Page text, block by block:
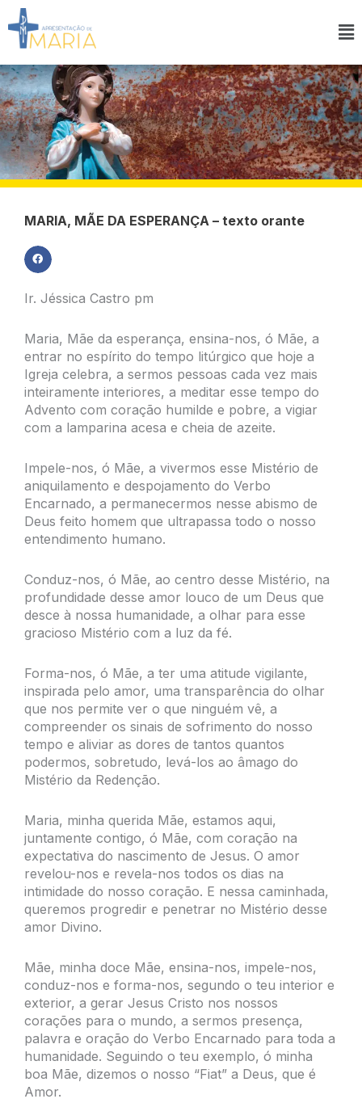
para
conteúdo
MARIA, MÃE DA ESPERANÇA – texto orante
Ir. Jéssica Castro pm
Maria, Mãe da esperança, ensina-nos, ó Mãe, a
entrar no espírito do tempo litúrgico que hoje a
Igreja celebra, a sermos pessoas cada vez mais
inteiramente interiores, a meditar esse tempo do
Advento com coração humilde e pobre, a vigiar
com a lamparina acesa e cheia de azeite.
Impele-nos, ó Mãe, a vivermos esse Mistério de
aniquilamento e despojamento do Verbo
Encarnado, a permanecermos nesse abismo de
Deus feito homem que ultrapassa todo o nosso
entendimento humano.
Conduz-nos, ó Mãe, ao centro desse Mistério, na
profundidade desse amor louco de um Deus que
desce à nossa humanidade, a olhar para esse
gracioso Mistério com a luz da fé.
Forma-nos, ó Mãe, a ter uma atitude vigilante,
inspirada pelo amor, uma transparência do olhar
que nos permite ver o que ninguém vê, a
compreender os sinais de sofrimento do nosso
tempo e aliviar as dores de tantos quantos
podermos, sobretudo, levá-los ao âmago do
Mistério da Redenção.
Maria, minha querida Mãe, estamos aqui,
juntamente contigo, ó Mãe, com coração na
expectativa do nascimento de Jesus. O amor
revelou-nos e revela-nos todos os dias na
intimidade do nosso coração. E nessa caminhada,
queremos progredir e penetrar no Mistério desse
amor Divino.
Mãe, minha doce Mãe, ensina-nos, impele-nos,
conduz-nos e forma-nos, segundo o teu interior e
exterior, a gerar Jesus Cristo nos nossos
corações para o mundo, a sermos presença,
palavra e oração do Verbo Encarnado para toda a
humanidade. Seguindo o teu exemplo, ó minha
boa Mãe, dizemos o nosso “Fiat” a Deus, que é
Amor.